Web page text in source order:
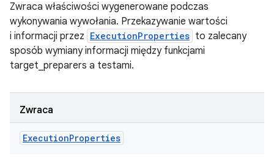
Zwraca właściwości wygenerowane podczas
wykonywania wywołania. Przekazywanie wartości
i informacji przez ExecutionProperties to zalecany
sposób wymiany informacji między funkcjami
target_preparers a testami.
Zwraca
ExecutionProperties